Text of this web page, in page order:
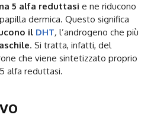
5 alfa reduttasi e ne riducono
dermica. Questo significa
il DHT, l’androgeno che più
. Si tratta, infatti, del
che viene sintetizzato proprio
alfa reduttasi.